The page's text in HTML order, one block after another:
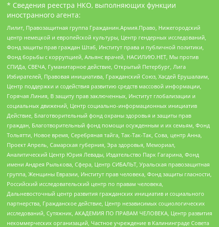
* Сведения реестра НКО, выполняющих функции
иностранного агента:
Лилит, Правозащитная группа Гражданин.Армия.Право, Нижегородский
центр немецкой и европейской культуры, Центр гендерных исследований,
Фонд защиты прав граждан Штаб, Институт права и публичной политики,
Фонд борьбы с коррупцией, Альянс врачей, НАСИЛИЮ.НЕТ, Мы против
СПИДа, СВЕЧА, Гуманитарное действие, Открытый Петербург, Лига
Избирателей, Правовая инициатива, Гражданский Союз, Хасдей Ерушалаим,
Центр поддержки и содействия развитию средств массовой информации,
Горячая Линия, В защиту прав заключенных, Институт глобализации и
социальных движений, Центр социально-информационных инициатив
Действие, Благотворительный фонд охраны здоровья и защиты прав
граждан, Благотворительный фонд помощи осужденным и их семьям, Фонд
Тольятти, Новое время, Серебряная тайга, Так-Так-Так, Сова, центр Анна,
Проект Апрель, Самарская губерния, Эра здоровья, Мемориал,
Аналитический Центр Юрия Левады, Издательство Парк Гагарина, Фонд
имени Андрея Рылькова, Сфера, Центр СИБАЛЬТ, Уральская правозащитная
группа, Женщины Евразии, Институт прав человека, Фонд защиты гласности,
Российский исследовательский центр по правам человека,
Дальневосточный центр развития гражданских инициатив и социального
партнерства, Гражданское действие, Центр независимых социологических
исследований, Сутяжник, АКАДЕМИЯ ПО ПРАВАМ ЧЕЛОВЕКА, Центр развития
некоммерческих организаций, Частное учреждение в Калининграде Совета